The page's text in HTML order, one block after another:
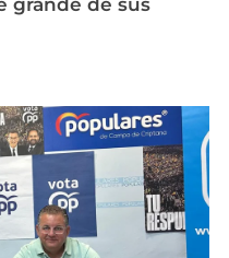
grande de sus